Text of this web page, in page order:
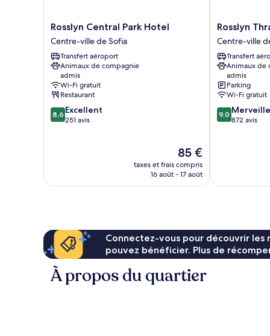
Rosslyn
Central
Park
Hotel
Centre-
ville
de
Sofia
Rosslyn Central Park Hotel
Centre-ville de Sofia
Transfert aéroport
Animaux de compagnie
admis
Wi-Fi gratuit
Restaurant
8.6
sur
8,6 Excellent
251 avis
Le
nouveau
prix
85 €
taxes et frais compris
16 août - 17 août
Rosslyn
Thracia
Hotel
Centre-
ville
de
Sofia
Rosslyn
Centre-ville
Transfert
Animaux de
admis
Parking
Wi-Fi gratuit
9.0
sur
9,0
872 avis
Connectez-vous pour découvrir
pouvez bénéficier. Plus de
À propos du quartier